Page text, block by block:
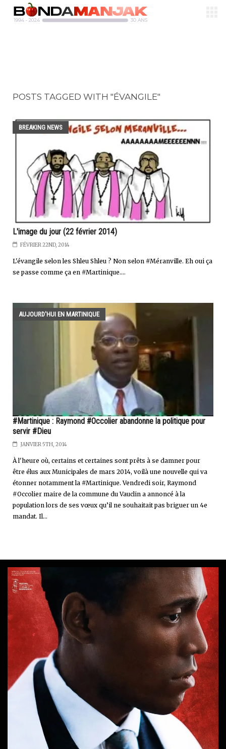
POSTS TAGGED WITH "ÉVANGILE"
BREAKING NEWS
L'image du jour (22 février 2014)
FÉVRIER 22ND, 2014
L'évangile selon les Shleu Shleu ? Non selon #Méranville. Eh oui ça
se passe comme ça en #Martinique....
AUJOURD'HUI EN MARTINIQUE
#Martinique : Raymond #Occolier abandonne la politique pour
servir #Dieu
JANVIER 5TH, 2014
À l'heure où, certains et certaines sont prêts à se damner pour
être élus aux Municipales de mars 2014, voilà une nouvelle qui va
étonner notamment la #Martinique. Vendredi soir, Raymond
#Occolier maire de la commune du Vauclin a annoncé à la
population lors de ses vœux qu’il ne souhaitait pas briguer un 4e
mandat. Il...